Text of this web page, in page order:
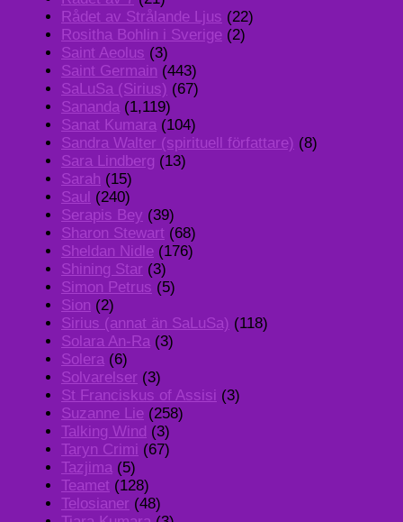
Rådet av Strålande Ljus (22)
Rositha Bohlin i Sverige (2)
Saint Aeolus (3)
Saint Germain (443)
SaLuSa (Sirius) (67)
Sananda (1,119)
Sanat Kumara (104)
Sandra Walter (spirituell författare) (8)
Sara Lindberg (13)
Sarah (15)
Saul (240)
Serapis Bey (39)
Sharon Stewart (68)
Sheldan Nidle (176)
Shining Star (3)
Simon Petrus (5)
Sion (2)
Sirius (annat än SaLuSa) (118)
Solara An-Ra (3)
Solera (6)
Solvarelser (3)
St Franciskus of Assisi (3)
Suzanne Lie (258)
Talking Wind (3)
Taryn Crimi (67)
Tazjima (5)
Teamet (128)
Telosianer (48)